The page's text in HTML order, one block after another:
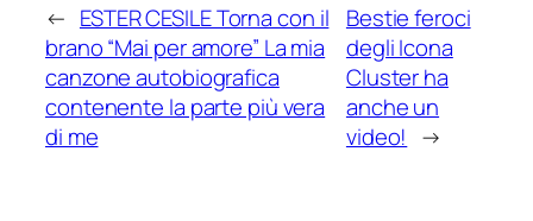
← ESTER CESILE Torna con il
brano “Mai per amore” La mia
canzone autobiografica
contenente la parte più vera
di me
Bestie feroci
degli Icona
Cluster ha
anche un
video! →